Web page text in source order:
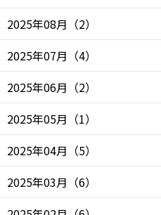
2025年08月 （2）
2025年07月 （4）
2025年06月 （2）
2025年05月 （1）
2025年04月 （5）
2025年03月 （6）